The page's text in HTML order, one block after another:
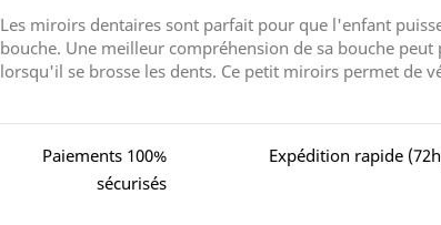
Les miroirs dentaires sont parfait pour que l'enfant
bouche. Une meilleur compréhension de sa bouche
lorsqu'il se brosse les dents. Ce petit miroirs permet de
Paiements 100%
sécurisés
Expédition rapide